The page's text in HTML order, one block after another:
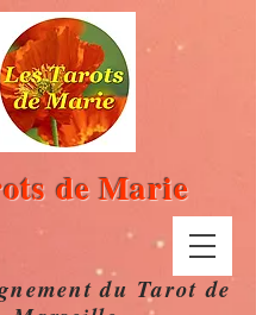
du Tarot de
de Marie